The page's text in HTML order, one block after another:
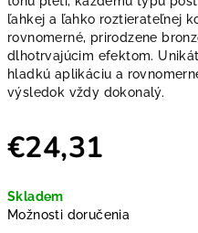
ľahkej a ľahko roztierateľnej
rovnomerné, prirodzene
dlhotrvajúcim efektom.
hladkú aplikáciu a
výsledok vždy dokonalý.
€24,31
Skladem
Možnosti doručenia